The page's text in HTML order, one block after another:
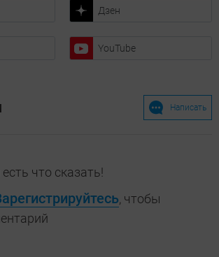
Дзен
YouTube
Написать
что сказать!
, чтобы